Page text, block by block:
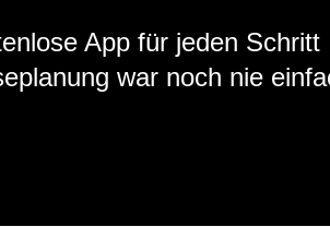
App für jeden Schritt
war noch nie